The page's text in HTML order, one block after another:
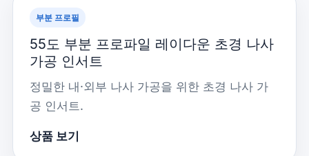
부분 프로필
55도 부분 프로파일 레이다운 초경 나사
가공 인서트
정밀한 내·외부 나사 가공을 위한 초경 나사 가
공 인서트.
상품 보기